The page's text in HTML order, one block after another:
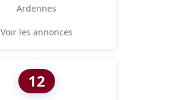
Ardennes
Voir les annonces
12